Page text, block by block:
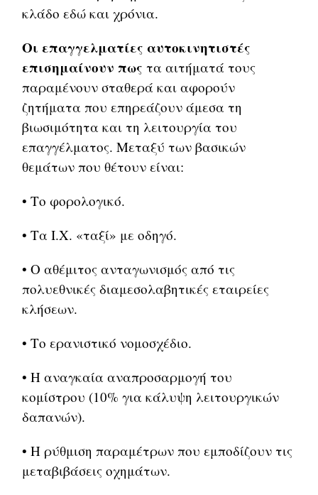
κλάδο εδώ και χρόνια.
Οι επαγγελματίες αυτοκινητιστές
επισημαίνουν πωςτα αιτήματά τους
παραμένουν σταθερά και αφορούν
ζητήματα που επηρεάζουν άμεσα τη
βιωσιμότητα και τη λειτουργία του
επαγγέλματος. Μεταξύ των βασικών
θεμάτων που θέτουν είναι:
• Το φορολογικό.
• Τα Ι.Χ. «ταξί» με οδηγό.
• Ο αθέμιτος ανταγωνισμός από τις
πολυεθνικές διαμεσολαβητικές εταιρείες
κλήσεων.
• Το ερανιστικό νομοσχέδιο.
• Η αναγκαία αναπροσαρμογή του
κομίστρου (10% για κάλυψη λειτουργικών
δαπανών).
• Η ρύθμιση παραμέτρων που εμποδίζουν τις
μεταβιβάσεις οχημάτων.